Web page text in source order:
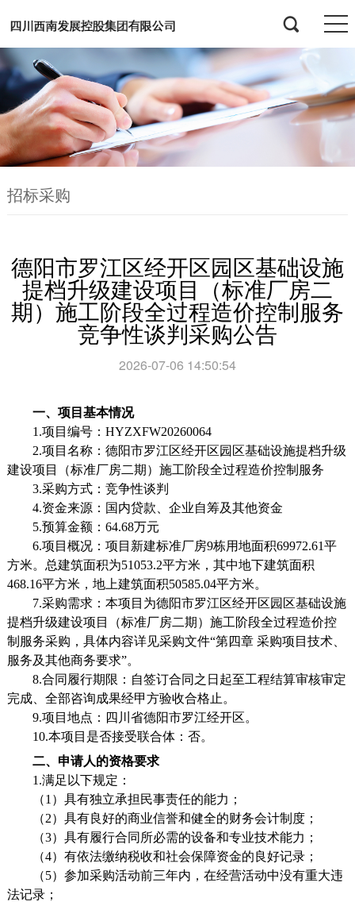
招标采购
德阳市罗江区经开区园区基础设施
提档升级建设项目（标准厂房二
期）施工阶段全过程造价控制服务
竞争性谈判采购公告
2026-07-06 14:50:54
一、项目基本情况
1.项目编号：HYZXFW20260064
2.项目名称：德阳市罗江区经开区园区基础设施提档升级
建设项目（标准厂房二期）施工阶段全过程造价控制服务
3.采购方式：竞争性谈判
4.资金来源： 国内贷款、企业自筹及其他资金
5.预算金额：64.68万元
6.项目概况： 项目新建标准厂房9栋用地面积69972.61平
方米。总建筑面积为51053.2平方米，其中地下建筑面积
468.16平方米，地上建筑面积50585.04平方米。
7.采购需求：本项目为德阳市罗江区经开区园区基础设施
提档升级建设项目（标准厂房二期）施工阶段全过程造价控
制服务采购，具体内容详见采购文件“第四章 采购项目技术、
服务及其他商务要求”。
8.合同履行期限：自签订合同之日起至工程结算审核审定
完成、全部咨询成果经甲方验收合格止 。
9.项目地点：四川省德阳市罗江经开区。
10.本项目是否接受联合体：否。
二、申请人的资格要求
1.满足以下规定：
（1）具有独立承担民事责任的能力；
（2）具有良好的商业信誉和健全的财务会计制度；
（3）具有履行合同所必需的设备和专业技术能力；
（4）有依法缴纳税收和社会保障资金的良好记录；
（5）参加采购活动前三年内，在经营活动中没有重大违
法记录；